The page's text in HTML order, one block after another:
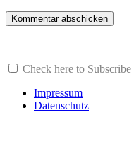
Check here to
Impressum
Datenschutz